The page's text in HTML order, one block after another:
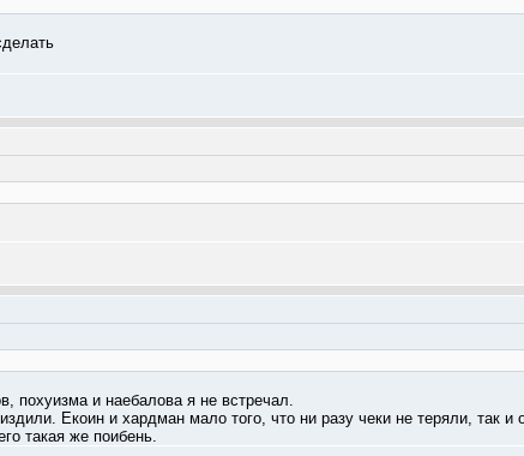
похуизма и наебалова я не встречал.
Екоин и хардман мало того, что ни разу чеки не теряли, так
такая же поибень.